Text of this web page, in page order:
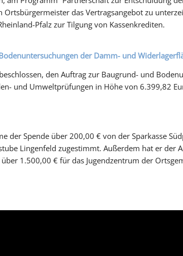
Ortsbürgermeister das Vertragsangebot zu
Pfalz zur Tilgung von Kassenkrediten.
der Damm- und
den Auftrag zur Baugrund- und
und Umweltprüfungen in Höhe von 6.399,82
der Spende über 200,00 € von der Sparkasse
Lingenfeld zugestimmt. Außerdem hat er der
über 1.500,00 € für das Jugendzentrum der